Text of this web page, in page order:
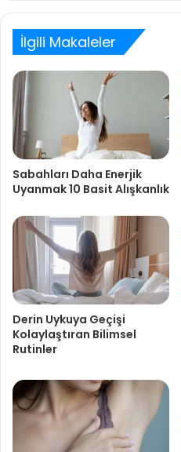
İlgili Makaleler
Sabahları Daha Enerjik
Uyanmak 10 Basit Alışkanlık
Derin Uykuya Geçişi
Kolaylaştıran Bilimsel
Rutinler